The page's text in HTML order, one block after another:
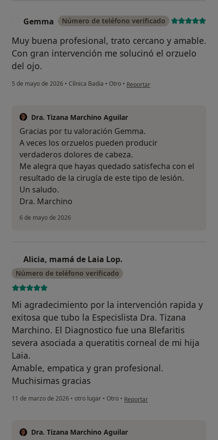
Gemma Número de teléfono verificado
Muy buena profesional, trato cercano y amable.
Con gran intervención me solucinó el orzuelo
del ojo.
5 de mayo de 2026 • Clínica Badia • Otro • en opinión del usuario Gemma
Reportar
Dra. Tizana Marchino Aguilar
Gracias por tu valoración Gemma.
A veces los orzuelos pueden producir
verdaderos dolores de cabeza.
Me alegra que hayas quedado satisfecha con el
resultado de la cirugía de este tipo de lesión.
Un saludo.
Dra. Marchino
6 de mayo de 2026
Alicia, mamá de Laia Lop.
Número de teléfono verificado
Mi agradecimiento por la intervención rapida y
exitosa que tubo la Especislista Dra. Tizana
Marchino. El Diagnostico fue una Blefaritis
severa asociada a queratitis corneal de mi hija
Laia.
Amable, empatica y gran profesional.
Muchisimas gracias
11 de marzo de 2026 • otro lugar • Otro • en opinión del usuario Alicia,
Reportar
Dra. Tizana Marchino Aguilar